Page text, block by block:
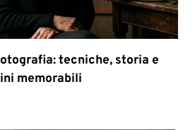
tecniche, storia e
memorabili